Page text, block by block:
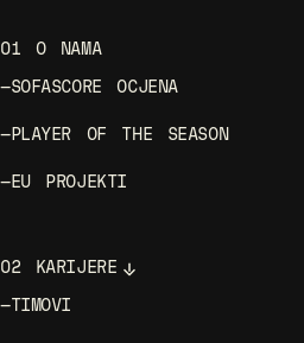
01 O NAMA
—SOFASCORE OCJENA
—PLAYER OF THE SEASON
—EU PROJEKTI
02 KARIJERE
—TIMOVI